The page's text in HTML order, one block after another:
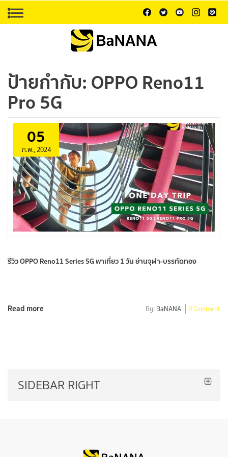
ป้ายกำกับ:OPPO Reno11
Pro 5G
05
ก.พ., 2024
รีวิว OPPO Reno11 Series 5G พาเที่ยว 1 วัน ย่านจุฬา-บรรทัดทอง
Read more By: BaNANA 0 Comment
SIDEBAR RIGHT